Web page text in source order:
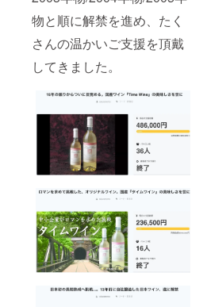
物と順に解禁を進め、たく
さんの温かいご支援を頂戴
してきました。